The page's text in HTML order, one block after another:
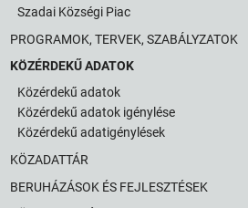
Szadai Községi Piac
PROGRAMOK, TERVEK, SZABÁLYZATOK
KÖZÉRDEKŰ ADATOK
Közérdekű adatok
Közérdekű adatok igénylése
Közérdekű adatigénylések
KÖZADATTÁR
BERUHÁZÁSOK ÉS FEJLESZTÉSEK